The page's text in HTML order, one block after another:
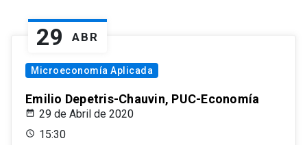
29 ABR
Microeconomía Aplicada
Emilio Depetris-Chauvin, PUC-Economía
29 de Abril de 2020
15:30